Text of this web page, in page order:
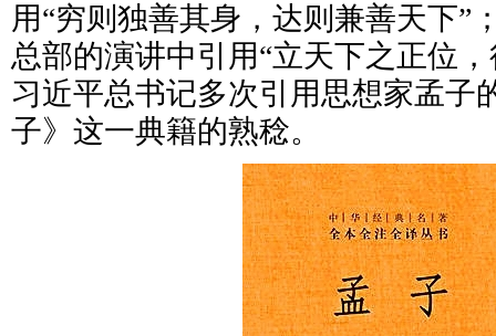
用“穷则独善其身，达则兼善天下”
总部的演讲中引用“立天下之正位
习近平总书记多次引用思想家孟子
子》这一典籍的熟稔。